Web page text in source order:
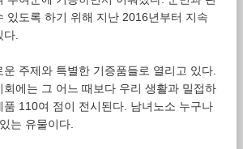
있도록 하기 위해 지난 2016년부터 지속
.
주제와 특별한 기증품들로 열리고 있다.
회에는 그 어느 때보다 우리 생활과 밀접하
품 110여 점이 전시된다. 남녀노소 누구나
는 유물이다.